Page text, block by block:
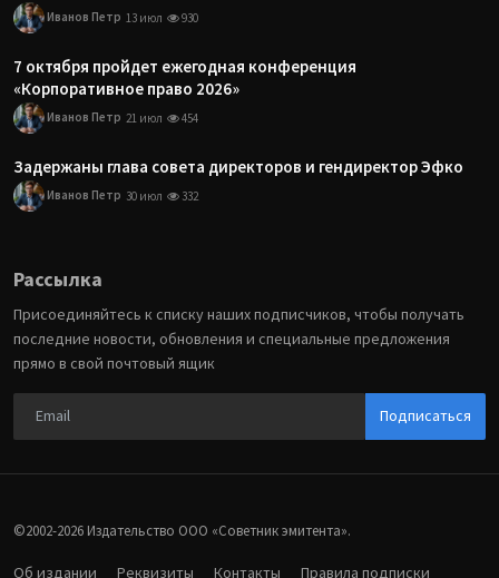
Иванов Петр 13 июл 930
7 октября пройдет ежегодная конференция
«Корпоративное право 2026»
Иванов Петр 21 июл 454
Задержаны глава совета директоров и гендиректор Эфко
Иванов Петр 30 июл 332
Рассылка
Присоединяйтесь к списку наших подписчиков, чтобы получать
последние новости, обновления и специальные предложения
прямо в свой почтовый ящик
Подписаться
©2002-2026 Издательство ООО «‎Советник эмитента».
Об издании Реквизиты Контакты Правила подписки